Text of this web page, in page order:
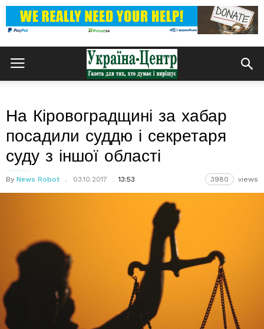
На Кіровоградщині за хабар
посадили суддю і секретаря
суду з іншої області
By News Robot 03.10.2017 13:53 3980 views